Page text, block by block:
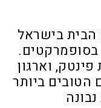
משק הבית בישראל
בסופמרקטים.
וארגון
הטובים ביותר